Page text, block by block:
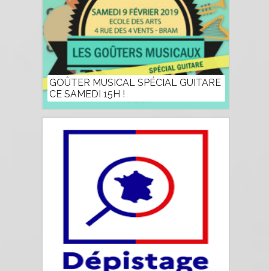
GOÛTER MUSICAL SPÉCIAL GUITARE
CE SAMEDI 15H !